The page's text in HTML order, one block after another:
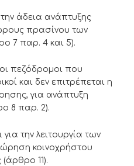
άδεια ανάπτυξης
πρασίνου των
7 παρ. 4 και 5).
πεζόδρομοι που
και δεν επιτρέπεται η
για ανάπτυξη
8 παρ. 2).
την λειτουργία των
κοινοχρήστου
11).